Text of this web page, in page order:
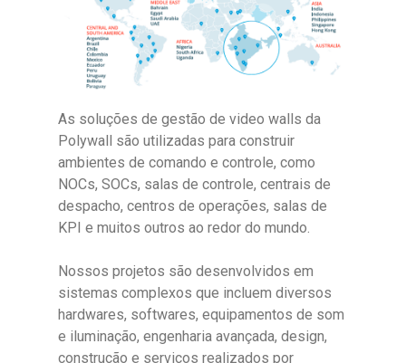
As soluções de gestão de video walls da
Polywall são utilizadas para construir
ambientes de comando e controle, como
NOCs, SOCs, salas de controle, centrais de
despacho, centros de operações, salas de
KPI e muitos outros ao redor do mundo.
Nossos projetos são desenvolvidos em
sistemas complexos que incluem diversos
hardwares, softwares, equipamentos de som
e iluminação, engenharia avançada, design,
construção e serviços realizados por